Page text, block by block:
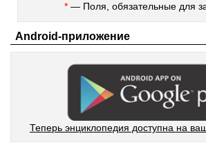
* — Поля, обязательные для
Android-приложение
Теперь энциклопедия доступна на